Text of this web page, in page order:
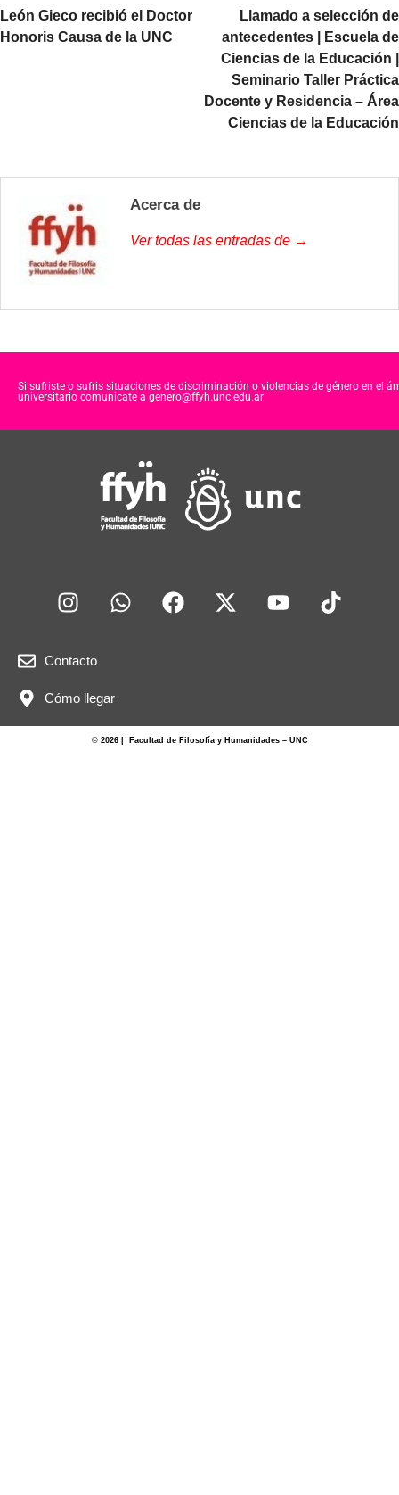
León Gieco recibió el Doctor
Honoris Causa de la UNC
Llamado a selección de
antecedentes | Escuela de
Ciencias de la Educación |
Seminario Taller Práctica
Docente y Residencia – Área
Ciencias de la Educación
Acerca de
Ver todas las entradas de →
Si sufriste o sufris situaciones de discriminación o violencias de género en el
universitario comunicate a genero@ffyh.unc.edu.ar
Contacto
Cómo llegar
© 2026 | Facultad de Filosofía y Humanidades – UNC